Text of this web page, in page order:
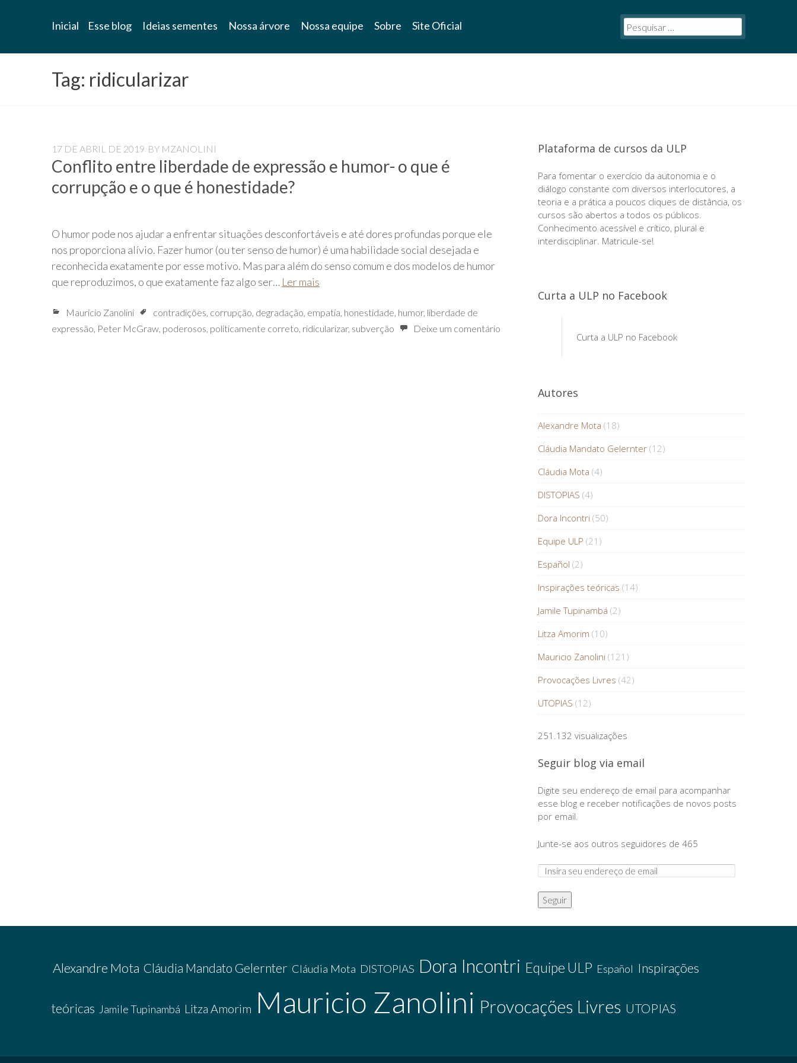
Blog
Universidade
Livre
Pampédia
Inicial Esse blog Ideias sementes Nossa árvore Nossa equipe Sobre Site Oficial
Tag: ridicularizar
17 DE ABRIL DE 2019 BY MZANOLINI
Conflito entre liberdade de expressão e humor- o que é
corrupção e o que é honestidade?
O humor pode nos ajudar a enfrentar situações desconfortáveis e até dores profundas porque ele
nos proporciona alívio. Fazer humor (ou ter senso de humor) é uma habilidade social desejada e
reconhecida exatamente por esse motivo. Mas para além do senso comum e dos modelos de humor
que reproduzimos, o que exatamente faz algo ser… Ler mais
Mauricio Zanolini contradições, corrupção, degradação, empatia, honestidade, humor, liberdade de
expressão, Peter McGraw, poderosos, politicamente correto, ridicularizar, subverção Deixe um comentário
Plataforma de cursos da ULP
Para fomentar o exercício da autonomia e o
diálogo constante com diversos interlocutores, a
teoria e a prática a poucos cliques de distância, os
cursos são abertos a todos os públicos.
Conhecimento acessível e crítico, plural e
interdisciplinar. Matricule-se!
Curta a ULP no Facebook
Curta a ULP no Facebook
Autores
Alexandre Mota (18)
Cláudia Mandato Gelernter (12)
Cláudia Mota (4)
DISTOPIAS (4)
Dora Incontri (50)
Equipe ULP (21)
Español (2)
Inspirações teóricas (14)
Jamile Tupinambá (2)
Litza Amorim (10)
Mauricio Zanolini (121)
Provocações Livres (42)
UTOPIAS (12)
251.132 visualizações
Seguir blog via email
Digite seu endereço de email para acompanhar
esse blog e receber notificações de novos posts
por email.
Junte-se aos outros seguidores de 465
Seguir
Alexandre Mota Cláudia Mandato Gelernter Cláudia Mota DISTOPIAS Dora Incontri Equipe ULP Español Inspirações
teóricas Jamile Tupinambá Litza Amorim Mauricio Zanolini Provocações Livres UTOPIAS